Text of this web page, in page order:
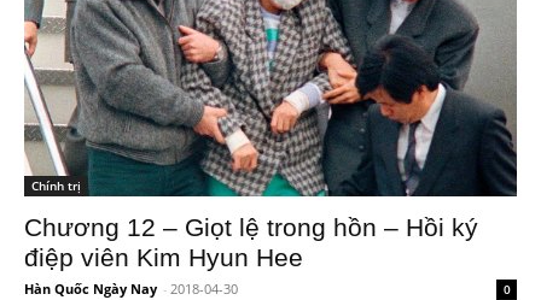
Chính trị
Chương 12 – Giọt lệ trong hồn – Hồi ký
điệp viên Kim Hyun Hee
Hàn Quốc Ngày Nay - 2018-04-30 0